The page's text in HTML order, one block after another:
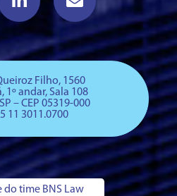
Filho, 1560
1º andar, Sala 108
– CEP 05319-000
11 3011.0700
do time BNS Law